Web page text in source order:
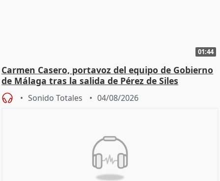
01:44
Carmen Casero, portavoz del equipo de Gobierno
de Málaga tras la salida de Pérez de Siles
Sonido Totales 04/08/2026